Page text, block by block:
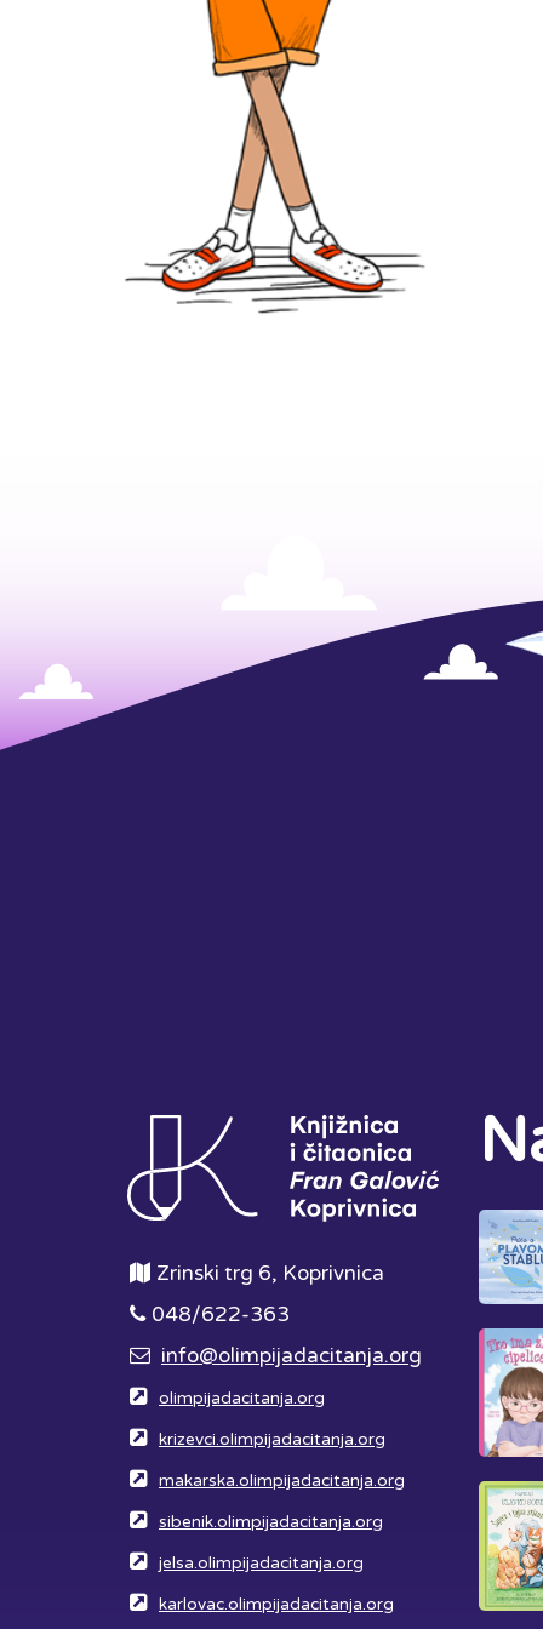
Zrinski trg 6, Koprivnica
048/622-363
info@olimpijadacitanja.org
olimpijadacitanja.org
krizevci.olimpijadacitanja.org
makarska.olimpijadacitanja.org
sibenik.olimpijadacitanja.org
jelsa.olimpijadacitanja.org
karlovac.olimpijadacitanja.org